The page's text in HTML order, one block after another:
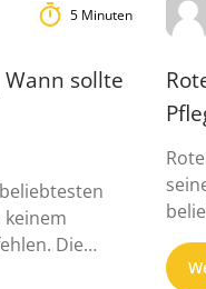
5 Minuten
sollte
Die